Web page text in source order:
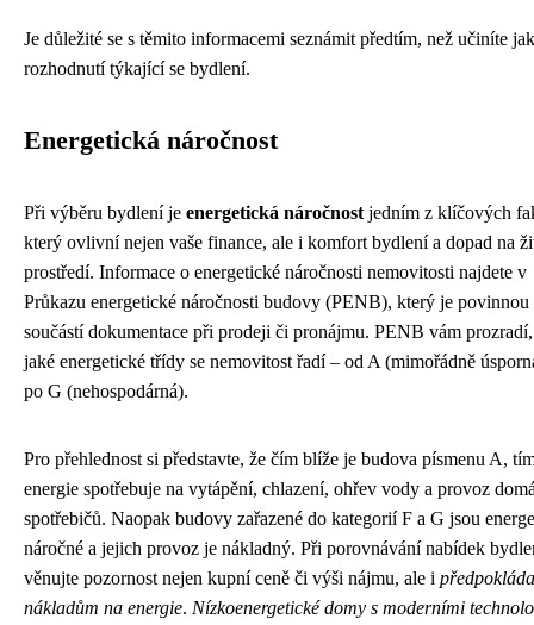
Je důležité se s těmito informacemi seznámit předtím, než učiníte
rozhodnutí týkající se bydlení.
Energetická náročnost
Při výběru bydlení je energetická náročnostjedním z klíčových
který ovlivní nejen vaše finance, ale i komfort bydlení a dopad na
prostředí. Informace o energetické náročnosti nemovitosti najdete v
Průkazu energetické náročnosti budovy (PENB), který je povinnou
součástí dokumentace při prodeji či pronájmu. PENB vám
jaké energetické třídy se nemovitost řadí – od A (mimořádně
po G (nehospodárná).
Pro přehlednost si představte, že čím blíže je budova písmenu A,
energie spotřebuje na vytápění, chlazení, ohřev vody a provoz
spotřebičů. Naopak budovy zařazené do kategorií F a G jsou
náročné a jejich provoz je nákladný. Při porovnávání nabídek
věnujte pozornost nejen kupní ceně či výši nájmu, ale i
nákladům na energie. Nízkoenergetické domy s moderními